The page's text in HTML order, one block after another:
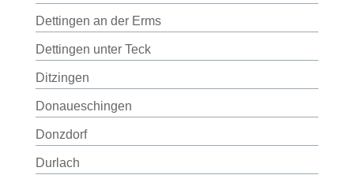
Dettingen an der Erms
Dettingen unter Teck
Ditzingen
Donaueschingen
Donzdorf
Durlach